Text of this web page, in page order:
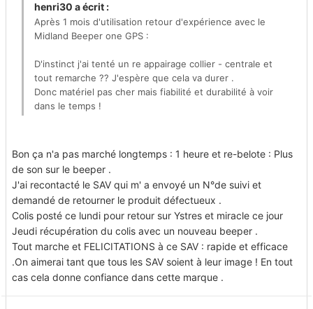
henri30 a écrit :
Après 1 mois d'utilisation retour d'expérience avec le
Midland Beeper one GPS :
D'instinct j'ai tenté un re appairage collier - centrale et
tout remarche ?? J'espère que cela va durer .
Donc matériel pas cher mais fiabilité et durabilité à voir
dans le temps !
Bon ça n'a pas marché longtemps : 1 heure et re-belote : Plus
de son sur le beeper .
J'ai recontacté le SAV qui m' a envoyé un N°de suivi et
demandé de retourner le produit défectueux .
Colis posté ce lundi pour retour sur Ystres et miracle ce jour
Jeudi récupération du colis avec un nouveau beeper .
Tout marche et FELICITATIONS à ce SAV : rapide et efficace
.On aimerai tant que tous les SAV soient à leur image ! En tout
cas cela donne confiance dans cette marque .